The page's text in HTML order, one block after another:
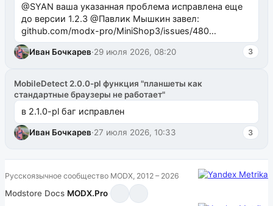
@SYAN ваша указанная проблема исправлена еще
до версии 1.2.3 @Павлик Мышкин завел:
github.com/modx-pro/MiniShop3/issues/480
github.com/modx-pro/MiniShop3/issues/481Исправим
в б...
Иван Бочкарев·29 июля 2026, 08:20 3
MobileDetect 2.0.0-pl функция "планшеты как
стандартные браузеры не работает"
в 2.1.0-pl баг исправлен
Иван Бочкарев·27 июля 2026, 10:33 3
Русскоязычное сообщество MODX, 2012 – 2026
Modstore·Docs·MODX.Pro·